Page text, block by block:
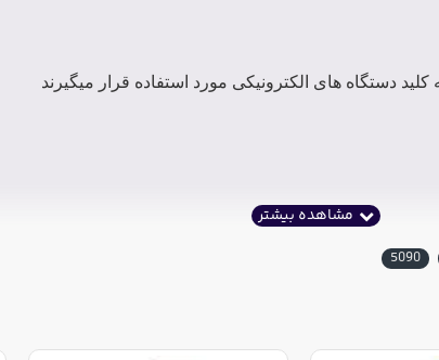
دستگاه های الکترونیکی مورد استفاده قرار میگیرند
5090